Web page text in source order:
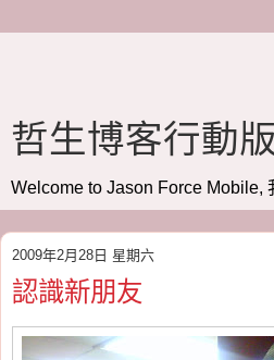
哲生博客行動版
Welcome to Jason Force Mobile,
2009年2月28日 星期六
認識新朋友